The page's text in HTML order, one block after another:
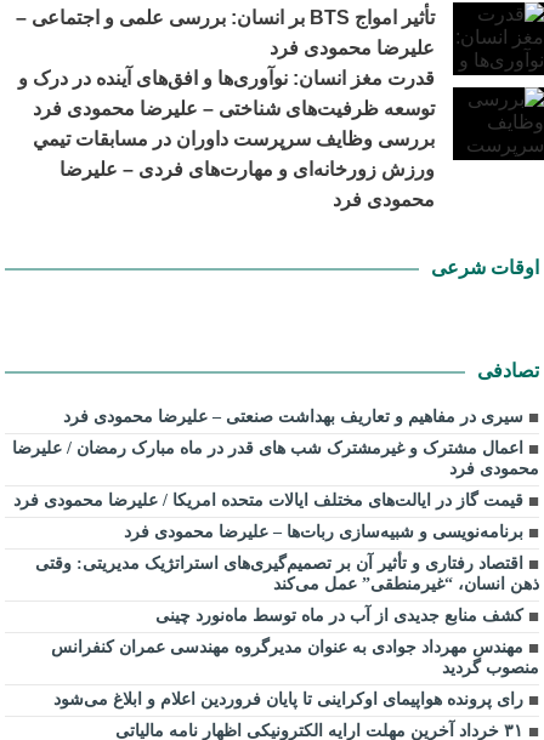
تأثیر امواج BTS بر انسان: بررسی علمی و اجتماعی –
علیرضا محمودی فرد
قدرت مغز انسان: نوآوری‌ها و افق‌های آینده در درک و
توسعه ظرفیت‌های شناختی – علیرضا محمودی فرد
بررسی وظايف سرپرست داوران در مسابقات تیمي
ورزش زورخانه‌ای و مهارت‌های فردی – علیرضا
محمودی فرد
اوقات شرعی
تصادفی
سیری در مفاهیم و تعاریف بهداشت صنعتی – علیرضا محمودی فرد
اعمال مشترک و غیرمشترک شب های قدر در ماه مبارک رمضان / علیرضا
محمودی فرد
قیمت گاز در ایالت‌های مختلف ایالات متحده امریکا / علیرضا محمودی فرد
برنامه‌نویسی و شبیه‌سازی ربات‌ها – علیرضا محمودی فرد
اقتصاد رفتاری و تأثیر آن بر تصمیم‌گیری‌های استراتژیک مدیریتی: وقتی
ذهن انسان، “غیرمنطقی” عمل می‌کند
کشف منابع جدیدی از آب در ماه توسط ماه‌نورد چینی
مهندس مهرداد جوادی به عنوان مدیرگروه مهندسی عمران کنفرانس
منصوب گردید
رای پرونده هواپیمای اوکراینی تا پایان فروردین اعلام و ابلاغ می‌شود
۳۱ خرداد آخرین مهلت ارایه الکترونیکی اظهار نامه مالیاتی